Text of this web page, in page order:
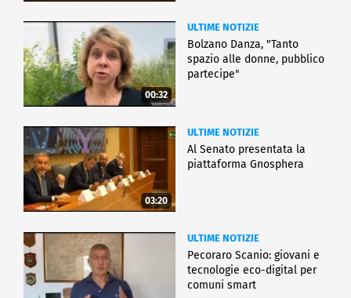
00:32
ULTIME NOTIZIE
Bolzano Danza, "Tanto
spazio alle donne, pubblico
partecipe"
03:20
ULTIME NOTIZIE
Al Senato presentata la
piattaforma Gnosphera
ULTIME NOTIZIE
Pecoraro Scanio: giovani e
tecnologie eco-digital per
comuni smart